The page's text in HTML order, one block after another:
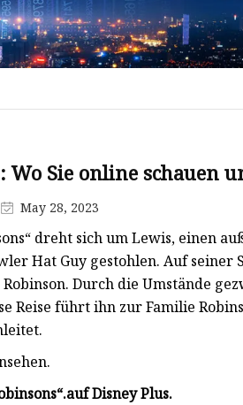
Wo Sie online schauen
May 28, 2023
dreht sich um Lewis, einen
Hat Guy gestohlen. Auf seiner
Durch die Umstände
Reise führt ihn zur Familie
auf Disney Plus.